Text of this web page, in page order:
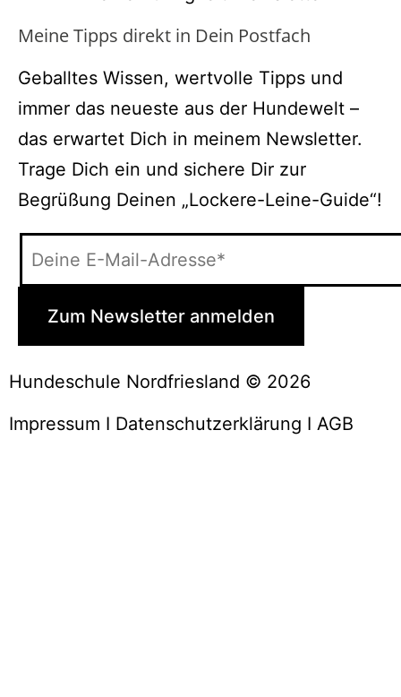
Meine Tipps direkt in Dein Postfach
Geballtes Wissen, wertvolle Tipps und
immer das neueste aus der Hundewelt –
das erwartet Dich in meinem Newsletter.
Trage Dich ein und sichere Dir zur
Begrüßung Deinen „Lockere-Leine-Guide“!
Hundeschule Nordfriesland © 2026
Impressum I Datenschutzerklärung I AGB